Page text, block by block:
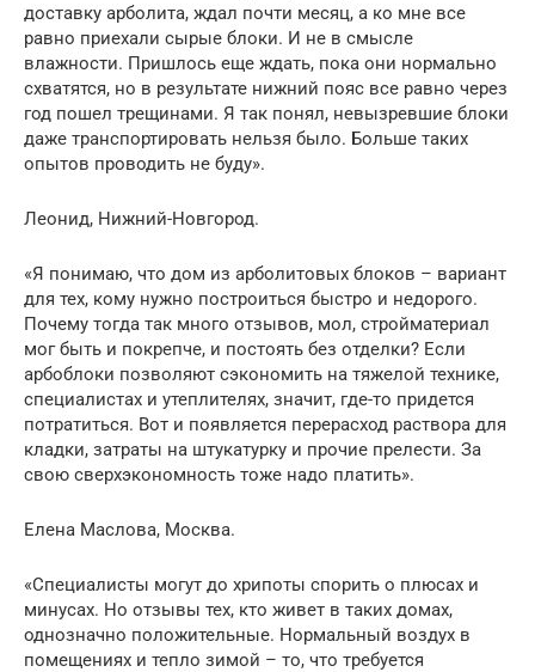
доставку арболита, ждал почти месяц, а ко мне все
равно приехали сырые блоки. И не в смысле
влажности. Пришлось еще ждать, пока они нормально
схватятся, но в результате нижний пояс все равно через
год пошел трещинами. Я так понял, невызревшие блоки
даже транспортировать нельзя было. Больше таких
опытов проводить не буду».
Леонид, Нижний-Новгород.
«Я понимаю, что дом из арболитовых блоков – вариант
для тех, кому нужно построиться быстро и недорого.
Почему тогда так много отзывов, мол, стройматериал
мог быть и покрепче, и постоять без отделки? Если
арбоблоки позволяют сэкономить на тяжелой технике,
специалистах и утеплителях, значит, где-то придется
потратиться. Вот и появляется перерасход раствора для
кладки, затраты на штукатурку и прочие прелести. За
свою сверхэкономность тоже надо платить».
Елена Маслова, Москва.
«Специалисты могут до хрипоты спорить о плюсах и
минусах. Но отзывы тех, кто живет в таких домах,
однозначно положительные. Нормальный воздух в
помещениях и тепло зимой – то, что требуется